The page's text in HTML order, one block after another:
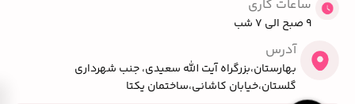
ساعات کاری
9 صبح الی 7 شب
آدرس
بهارستان،بزرگراه آیت الله سعیدی، جنب شهرداری
گلستان،خیابان کاشانی،ساختمان یکتا